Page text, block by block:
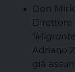
Don
Direttore
“
Adriano
già